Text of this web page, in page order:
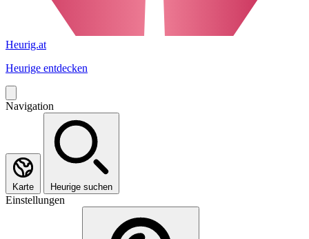
Heurig.at
Heurige entdecken
Navigation
Karte Heurige suchen
Einstellungen